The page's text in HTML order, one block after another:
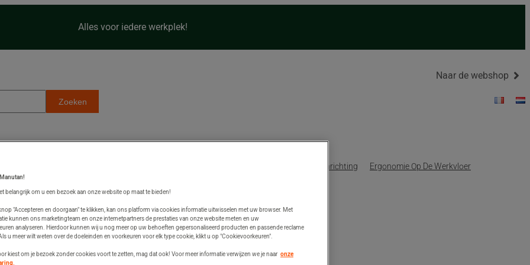
Alles voor iedere werkplek!
Zoeken
Naar de webshop
Kantoorinrichting En Magazijninrichting Ergonomie Op De Werkvloer
economie naar
belangrijk om u een bezoek aan onze website op maat te bieden!
"Accepteren en doorgaan" te klikken, kan ons platform via cookies informatie uitwisselen met uw browser. Met
kunnen ons marketingteam en onze internetpartners de prestaties van onze website meten en uw
analyseren. Hierdoor kunnen wij u nog meer op uw behoeften gepersonaliseerd producten en passende reclame
u meer wilt weten over de doeleinden en voorkeuren voor elk type cookie, klikt u op "Cookievoorkeuren".
kiest om je bezoek zonder cookies voort te zetten, mag dat ook! Voor meer informatie verwijzen we je naar onze